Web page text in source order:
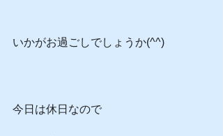
いかがお過ごしでしょうか(^^)
今日は休日なので